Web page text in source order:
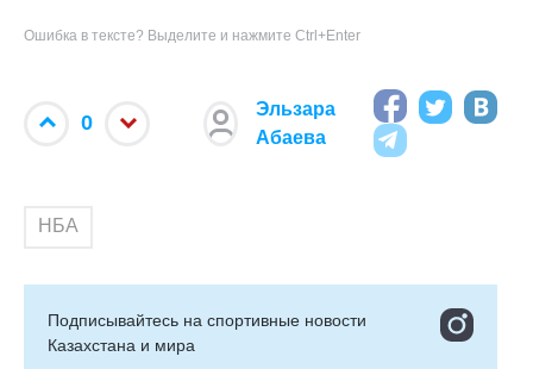
Ошибка в тексте? Выделите и нажмите Ctrl+Enter
0
Эльзара
Абаева
НБА
Подписывайтесь на cпортивные новости
Казахстана и мира